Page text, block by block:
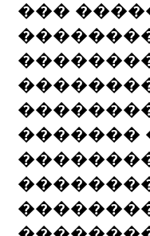
���
�������